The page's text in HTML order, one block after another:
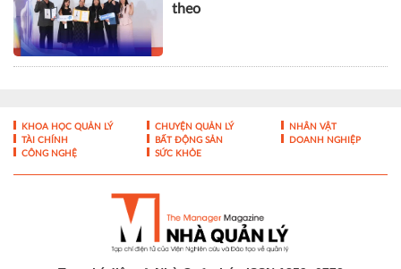
theo
KHOA HỌC QUẢN LÝ CHUYỆN QUẢN LÝ
NHÂN VẬT
TÀI CHÍNH
BẤT ĐỘNG SẢN
DOANH NGHIỆP
CÔNG NGHỆ
SỨC KHỎE